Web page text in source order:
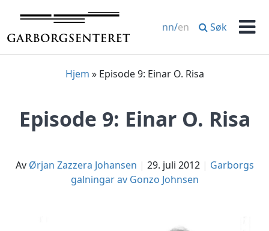
innhold
nn/en Søk
Hjem » Episode 9: Einar O. Risa
Episode 9: Einar O. Risa
av Ørjan Zazzera Johansen 29. juli 2012
Garborgs
galningar av Gonzo Johnsen